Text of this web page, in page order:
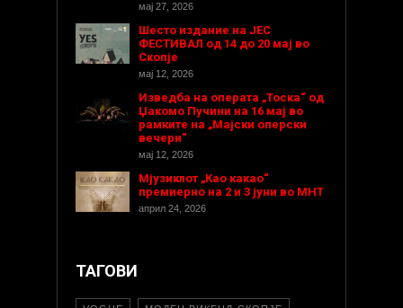
мај 27, 2026
Шесто издание на ЈЕС
ФЕСТИВАЛ од 14 до 20 мај во
Скопје
мај 12, 2026
Изведба на операта „Тоска“ од
Џакомо Пучини на 16 мај во
рамките на „Мајски оперски
вечери“
мај 12, 2026
Мјузиклот „Као какао“
премиерно на 2 и 3 јуни во МНТ
април 24, 2026
ТАГОВИ